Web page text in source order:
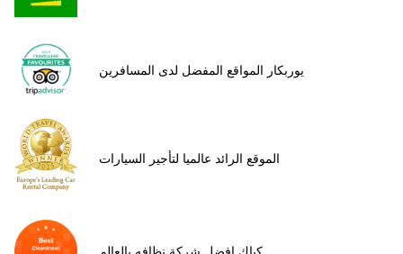
يوربكار المواقع المفضل لدى المسافرين
الموقع الرائد عالميا لتأجير السيارات
كياك افضل شركة نظافه بالعالم